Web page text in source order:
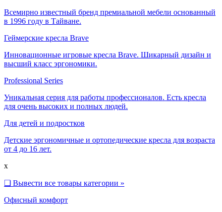
Всемирно известный бренд премиальной мебели основанный
в 1996 году в Тайване.
Геймерские кресла Brave
Инновационные игровые кресла Brave. Шикарный дизайн и
высший класс эргономики.
Professional Series
Уникальная серия для работы профессионалов. Есть кресла
для очень высоких и полных людей.
Для детей и подростков
Детские эргономичные и ортопедические кресла для возраста
от 4 до 16 лет.
x
❑ Вывести все товары категории »
Офисный комфорт